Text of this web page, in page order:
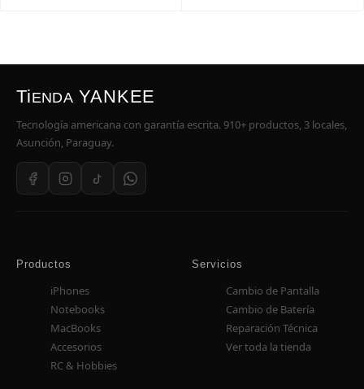
TiENDA YANKEE
Tecnología americana con garantía escrita. 910+ productos, 3 locales,
Asunción, Paraguay.
Productos
iPhones
Notebooks
MacBooks
Accesorios
RC & Hobbies
Servicios
Cambio de Pantalla
Cambio de Batería
Reparación Técnica
Ver toda la tienda